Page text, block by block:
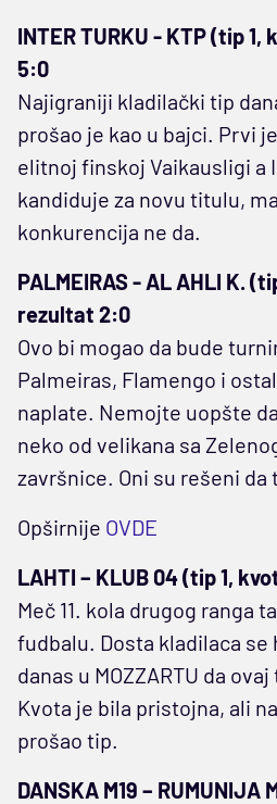
INTER TURKU - KTP (tip
5:0
Najigraniji kladilački tip
prošao je kao u bajci. Prvi
elitnoj finskoj Vaikausligi a
kandiduje za novu titulu,
konkurencija ne da.
PALMEIRAS - AL AHLI K.
rezultat 2:0
Ovo bi mogao da bude
Palmeiras, Flamengo i
naplate. Nemojte uopšte
neko od velikana sa
završnice. Oni su rešeni da
Opširnije OVDE
LAHTI – KLUB 04 (tip 1,
Meč 11. kola drugog ranga
fudbalu. Dosta kladilaca se
danas u MOZZARTU da
Kvota je bila pristojna, ali
prošao tip.
DANSKA M19 – RUMUNIJA